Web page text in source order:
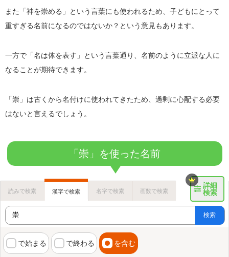
また「神を崇める」という言葉にも使われるため、子どもにとって
重すぎる名前になるのではないか？という意見もあります。
一方で「名は体を表す」という言葉通り、名前のように立派な人に
なることが期待できます。
「崇」は古くから名付けに使われてきたため、過剰に心配する必要
はないと言えるでしょう。
「崇」を使った名前
詳細
検索
読みで検索 漢字で検索 名字で検索 画数で検索
検索
で始まる で終わる を含む